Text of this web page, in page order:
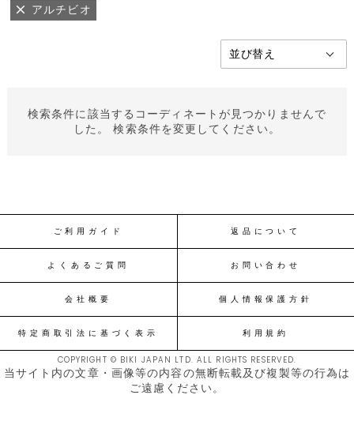
アルチビオ
検索条件に該当するコーディネートが見つかりませんで
した。 検索条件を変更してください。
ご利用ガイド 返品について
よくあるご質問 お問い合わせ
会社概要 個人情報保護方針
特定商取引法に基づく表示 利用規約
COPYRIGHT © BIKI JAPAN LTD. ALL RIGHTS RESERVED.
当サイト内の文章・画像等の内容の無断転載及び複製等の行為は
ご遠慮ください。